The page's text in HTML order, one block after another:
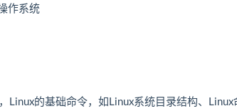
作系统
Linux的基础命令，如Linux系统目录结构、